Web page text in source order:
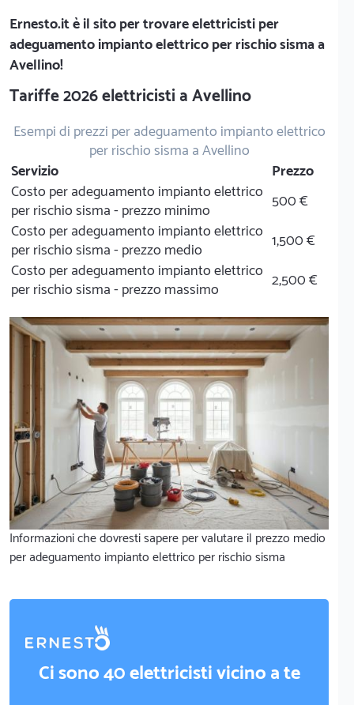
Ernesto.itè il sito per trovare elettricisti per
adeguamento impianto elettrico per rischio sisma a
Avellino!
Tariffe 2026 elettricisti a Avellino
Esempi di prezzi per adeguamento impianto elettrico
per rischio sisma a Avellino
Servizio
Prezzo
Costo per adeguamento impianto elettrico
per rischio sisma - prezzo minimo
500 €
Costo per adeguamento impianto elettrico
per rischio sisma - prezzo medio
1,500 €
Costo per adeguamento impianto elettrico
per rischio sisma - prezzo massimo
2,500 €
Informazioni che dovresti sapere per valutare il prezzo medio
per adeguamento impianto elettrico per rischio sisma
Ci sono 40 elettricisti vicino a te